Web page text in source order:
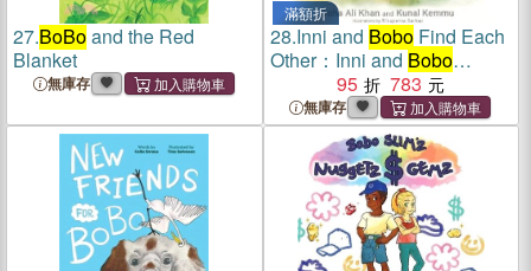
27.BoBoand the Red
Blanket
無庫存
滿額折
28.Inni and BoboFind Each
Other：Inni and Bobo
Adventures (Book 1)
95 783
無庫存